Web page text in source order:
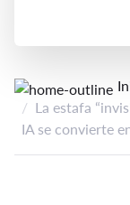
La estafa
IA se convierte